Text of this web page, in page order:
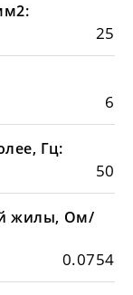
25
6
Гц:
50
жилы, Ом/
0.0754